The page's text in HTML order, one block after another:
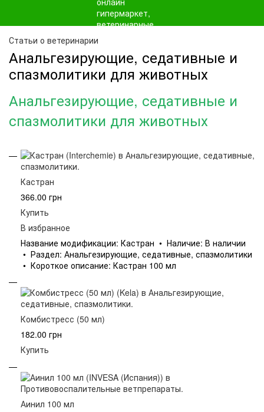
Статьи о ветеринарии
Анальгезирующие, седативные и
спазмолитики для животных
Анальгезирующие, седативные и
спазмолитики для животных
Кастран
366.00 грн
Купить
В избранное
Название модификации: Кастран • Наличие: В наличии
• Раздел: Анальгезирующие, седативные, спазмолитики
• Короткое описание: Кастран 100 мл
Комбистресс (50 мл)
182.00 грн
Купить
Аинил 100 мл